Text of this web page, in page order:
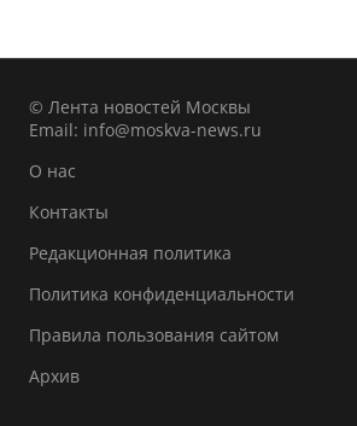
© Лента новостей Москвы
Email: info@moskva-news.ru
О нас
Контакты
Редакционная политика
Политика конфиденциальности
Правила пользования сайтом
Архив